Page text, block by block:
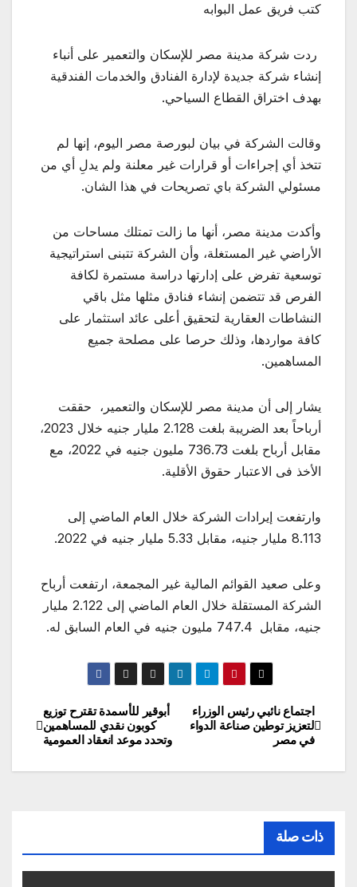
كتب فريق عمل البوابه
ردت شركة مدينة مصر للإسكان والتعمير على أنباء
إنشاء شركة جديدة لإدارة الفنادق والخدمات الفندقية
بهدف اختراق القطاع السياحي.
وقالت الشركة في بيان لبورصة مصر اليوم، إنها لم
تتخذ أي إجراءات أو قرارات غير معلنة ولم يدلِ أي من
مسئولي الشركة باي تصريحات في هذا الشان.
وأكدت مدينة مصر، أنها ما زالت تمتلك مساحات من
الأراضي غير المستغلة، وأن الشركة تتبنى استراتيجية
توسعية تفرض على إدارتها دراسة مستمرة لكافة
الفرص قد تتضمن إنشاء فنادق مثلها مثل باقي
النشاطات العقارية لتحقيق أعلى عائد استثمار على
كافة مواردها، وذلك حرصا على مصلحة جميع
المساهمين.
يشار إلى أن مدينة مصر للإسكان والتعمير، حققت
أرباحاً بعد الضريبة بلغت 2.128 مليار جنيه خلال 2023،
مقابل أرباح بلغت 736.73 مليون جنيه في 2022، مع
الأخذ فى الاعتبار حقوق الأقلية.
وارتفعت إيرادات الشركة خلال العام الماضي إلى
8.113 مليار جنيه، مقابل 5.33 مليار جنيه في 2022.
وعلى صعيد القوائم المالية غير المجمعة، ارتفعت أرباح
الشركة المستقلة خلال العام الماضي إلى 2.122 مليار
جنيه، مقابل 747.4 مليون جنيه في العام السابق له.
تصفّح
المقالات
أبوقير للأسمدة تقترح توزيع
كوبون نقدي للمساهمين
وتحدد موعد انعقاد العمومية
اجتماع نائبي رئيس الوزراء
لتعزيز توطين صناعة الدواء
في مصر
ذات صلة